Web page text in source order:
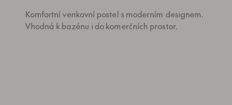
Komfortní venkovní postel s moderním designem.
Vhodná k bazénu i do komerčních prostor.